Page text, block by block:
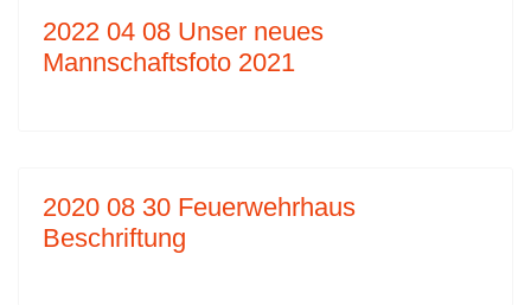
2022 04 08 Unser neues
Mannschaftsfoto 2021
2020 08 30 Feuerwehrhaus
Beschriftung